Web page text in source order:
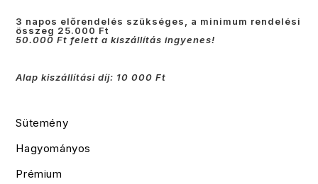
3 napos előrendelés szükséges, a minimum rendelési
összeg 25.000 Ft
50.000 Ft felett a kiszállítás ingyenes!
Alap kiszállítási díj: 10 000 Ft
Sütemény
Hagyományos
Prémium